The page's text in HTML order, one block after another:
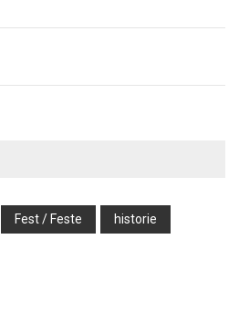
Fest / Feste historie